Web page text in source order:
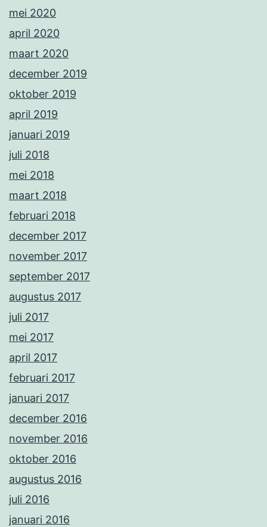
mei 2020
april 2020
maart 2020
december 2019
oktober 2019
april 2019
januari 2019
juli 2018
mei 2018
maart 2018
februari 2018
december 2017
november 2017
september 2017
augustus 2017
juli 2017
mei 2017
april 2017
februari 2017
januari 2017
december 2016
november 2016
oktober 2016
augustus 2016
juli 2016
januari 2016